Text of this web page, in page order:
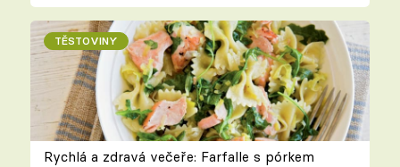
TĚSTOVINY
Rychlá a zdravá večeře: Farfalle s pórkem